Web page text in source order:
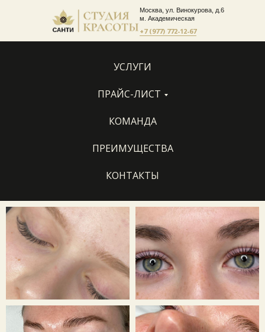
Москва, ул. Винокурова, д.6
м. Академическая
+7 (977) 772-12-67
УСЛУГИ
ПРАЙС-ЛИСТ
КОМАНДА
ПРЕИМУЩЕСТВА
КОНТАКТЫ